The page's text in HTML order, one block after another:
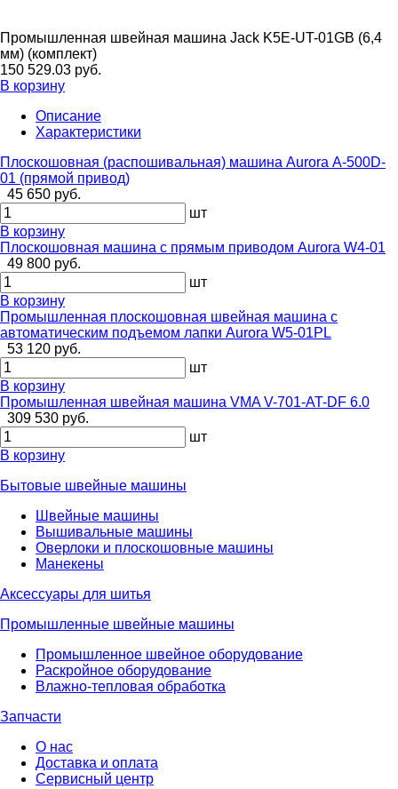
Промышленная швейная машина Jack K5E-UT-01GB (6,4
мм) (комплект)
150 529.03 руб.
В корзину
Описание
Характеристики
Плоскошовная (распошивальная) машина Aurora А-500D-
01 (прямой привод)
45 650 руб.
шт
В корзину
Плоскошовная машина с прямым приводом Aurora W4-01
49 800 руб.
шт
В корзину
Промышленная плоскошовная швейная машина с
автоматическим подъемом лапки Aurora W5-01PL
53 120 руб.
шт
В корзину
Промышленная швейная машина VMA V-701-AT-DF 6.0
309 530 руб.
шт
В корзину
Бытовые швейные машины
Швейные машины
Вышивальные машины
Оверлоки и плоскошовные машины
Манекены
Аксессуары для шитья
Промышленные швейные машины
Промышленное швейное оборудование
Раскройное оборудование
Влажно-тепловая обработка
Запчасти
О нас
Доставка и оплата
Сервисный центр